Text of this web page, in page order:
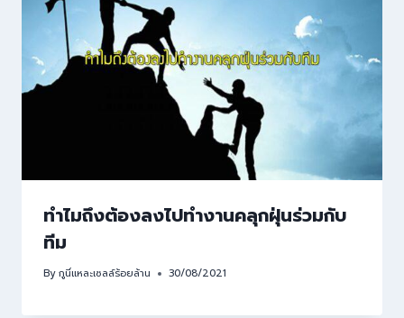
ทำไมถึงต้องลงไปทำงานคลุกฝุ่นร่วมกับ
ทีม
Byกูนี่แหละเซลล์ร้อยล้าน 30/08/2021